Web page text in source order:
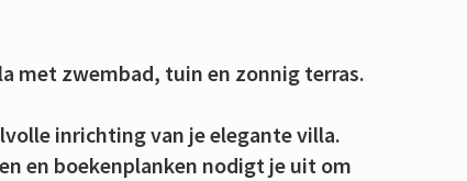
met zwembad, tuin en zonnig terras.
inrichting van je elegante villa.
en boekenplanken nodigt je uit om